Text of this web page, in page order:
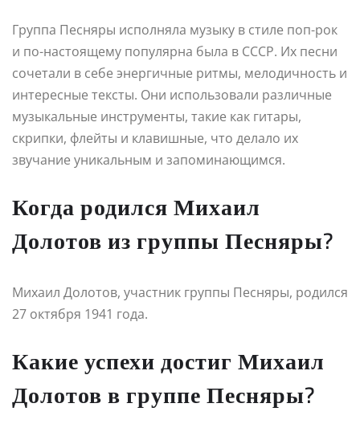
Группа Песняры исполняла музыку в стиле поп-рок
и по-настоящему популярна была в СССР. Их песни
сочетали в себе энергичные ритмы, мелодичность и
интересные тексты. Они использовали различные
музыкальные инструменты, такие как гитары,
скрипки, флейты и клавишные, что делало их
звучание уникальным и запоминающимся.
Когда родился Михаил
Долотов из группы Песняры?
Михаил Долотов, участник группы Песняры, родился
27 октября 1941 года.
Какие успехи достиг Михаил
Долотов в группе Песняры?